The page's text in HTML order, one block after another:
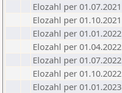
Elozahl per 01.07.2021
Elozahl per 01.10.2021
Elozahl per 01.01.2022
Elozahl per 01.04.2022
Elozahl per 01.07.2022
Elozahl per 01.10.2022
Elozahl per 01.01.2023